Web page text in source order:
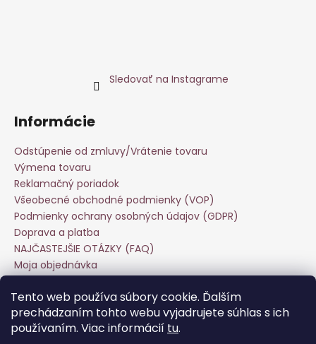
Tento web používa súbory cookie. Ďalším
prechádzaním tohto webu vyjadrujete súhlas s ich
používaním. Viac informácií tu.
Sledovať na Instagrame
Informácie
Odstúpenie od zmluvy/Vrátenie tovaru
Výmena tovaru
Reklamačný poriadok
Všeobecné obchodné podmienky (VOP)
Podmienky ochrany osobných údajov (GDPR)
Doprava a platba
NAJČASTEJŠIE OTÁZKY (FAQ)
Moja objednávka
Veľkoobchod
Hodnotenie obchodu
Kontakt